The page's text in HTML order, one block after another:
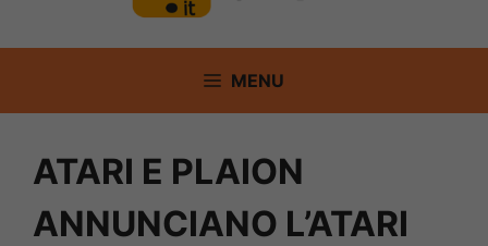
MENU
ATARI E PLAION
ANNUNCIANO L’ATARI